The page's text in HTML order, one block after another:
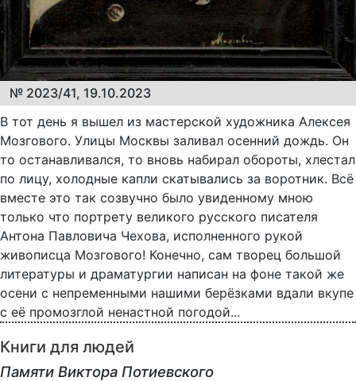
№ 2023/41, 19.10.2023
В тот день я вышел из мастерской художника Алексея
Мозгового. Улицы Москвы заливал осенний дождь. Он
то останавливался, то вновь набирал обороты, хлестал
по лицу, холодные капли скатывались за воротник. Всё
вместе это так созвучно было увиденному мною
только что портрету великого русского писателя
Антона Павловича Чехова, исполненного рукой
живописца Мозгового! Конечно, сам творец большой
литературы и драматургии написан на фоне такой же
осени с непременными нашими берёзками вдали вкупе
с её промозглой ненастной погодой...
Книги для людей
Памяти Виктора Потиевского